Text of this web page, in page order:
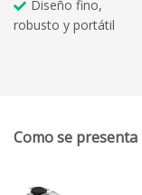
Diseño fino,
robusto y portátil
Como se presenta